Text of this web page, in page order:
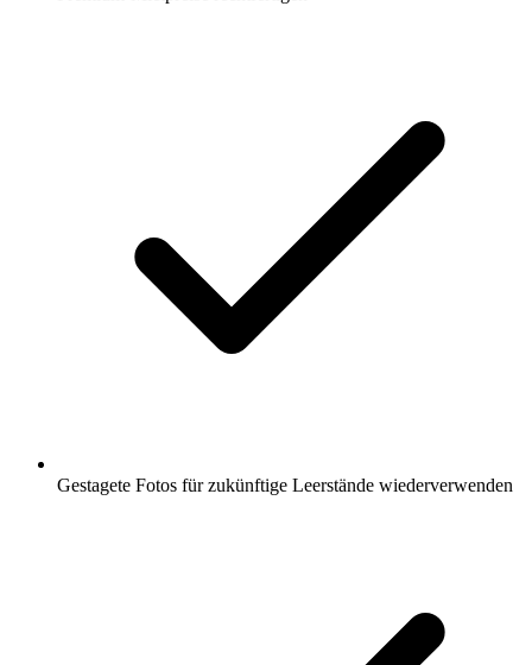
Gestagete Fotos für zukünftige Leerstände wiederverwenden